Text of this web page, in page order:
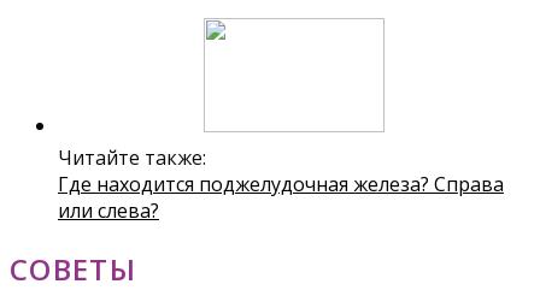
Читайте также:
Где находится поджелудочная железа? Справа
или слева?
СОВЕТЫ